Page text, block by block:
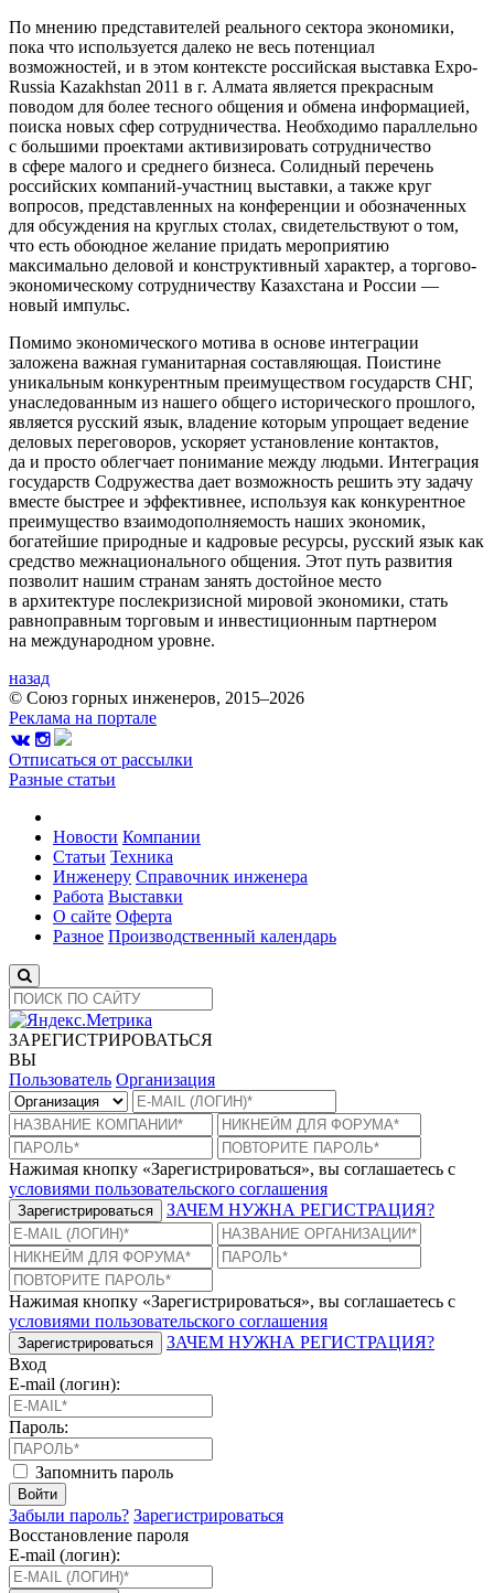
По мнению представителей реального сектора экономики,
пока что используется далеко не весь потенциал
возможностей, и в этом контексте российская выставка Expo-
Russia Kazakhstan 2011 в г. Алмата является прекрасным
поводом для более тесного общения и обмена информацией,
поиска новых сфер сотрудничества. Необходимо параллельно
с большими проектами активизировать сотрудничество
в сфере малого и среднего бизнеса. Солидный перечень
российских компаний-участниц выставки, а также круг
вопросов, представленных на конференции и обозначенных
для обсуждения на круглых столах, свидетельствуют о том,
что есть обоюдное желание придать мероприятию
максимально деловой и конструктивный характер, а торгово-
экономическому сотрудничеству Казахстана и России —
новый импульс.
Помимо экономического мотива в основе интеграции
заложена важная гуманитарная составляющая. Поистине
уникальным конкурентным преимуществом государств СНГ,
унаследованным из нашего общего исторического прошлого,
является русский язык, владение которым упрощает ведение
деловых переговоров, ускоряет установление контактов,
да и просто облегчает понимание между людьми. Интеграция
государств Содружества дает возможность решить эту задачу
вместе быстрее и эффективнее, используя как конкурентное
преимущество взаимодополняемость наших экономик,
богатейшие природные и кадровые ресурсы, русский язык как
средство межнационального общения. Этот путь развития
позволит нашим странам занять достойное место
в архитектуре послекризисной мировой экономики, стать
равноправным торговым и инвестиционным партнером
на международном уровне.
назад
© Союз горных инженеров, 2015–2026
Реклама на портале
Отписаться от рассылки
Разные статьи
Новости Компании
Статьи Техника
Инженеру Справочник инженера
Работа Выставки
О сайте Оферта
Разное Производственный календарь
ЗАРЕГИСТРИРОВАТЬСЯ
ВЫ
Пользователь Организация
Нажимая кнопку «Зарегистрироваться», вы соглашаетесь с
условиями пользовательского соглашения
Зарегистрироваться ЗАЧЕМ НУЖНА РЕГИСТРАЦИЯ?
Нажимая кнопку «Зарегистрироваться», вы соглашаетесь с
условиями пользовательского соглашения
Зарегистрироваться
ЗАЧЕМ НУЖНА РЕГИСТРАЦИЯ?
Вход
E-mail (логин):
Пароль:
Запомнить пароль
Войти
Забыли пароль? Зарегистрироваться
Восстановление пароля
E-mail (логин):